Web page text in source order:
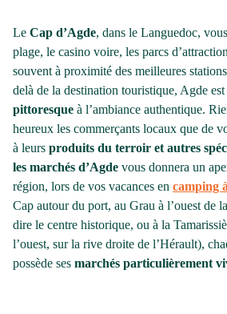
Le Cap d’Agde, dans le Languedoc,
plage, le casino voire, les parcs
souvent à proximité des meilleures
delà de la destination touristique, Agde
pittoresque à l’ambiance authentique.
heureux les commerçants locaux que de
à leurs produits du terroir et autres
les marchés d’Agde vous donnera un
région, lors de vos vacances en camping
Cap autour du port, au Grau à l’ouest de
dire le centre historique, ou à la
l’ouest, sur la rive droite de l’Hérault),
possède ses marchés particulièrement